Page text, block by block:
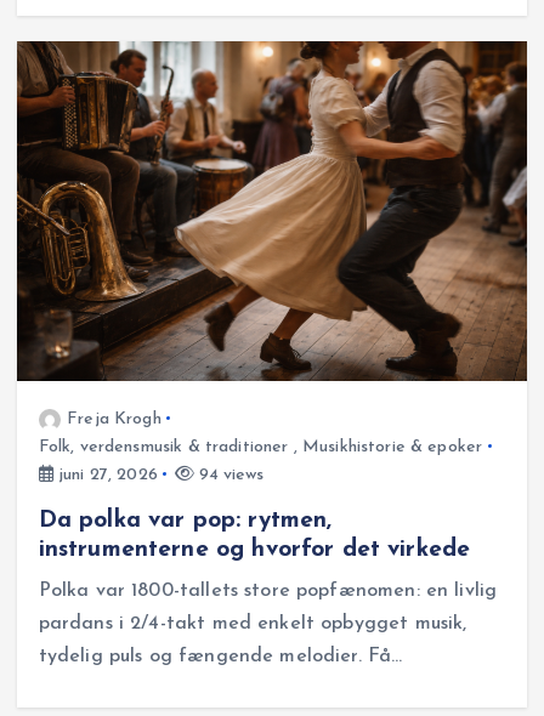
Freja Krogh
Folk, verdensmusik & traditioner , Musikhistorie & epoker
juni 27, 2026
94 views
Da polka var pop: rytmen,
instrumenterne og hvorfor det virkede
Polka var 1800-tallets store popfænomen: en livlig
pardans i 2/4-takt med enkelt opbygget musik,
tydelig puls og fængende melodier. Få…